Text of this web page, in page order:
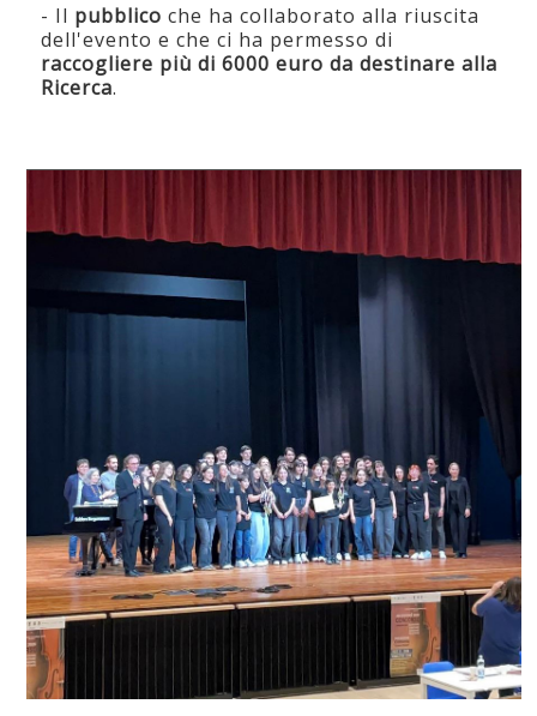
- Il pubblico che ha collaborato alla riuscita
dell'evento e che ci ha permesso di
raccogliere più di 6000 euro da destinare alla
Ricerca.